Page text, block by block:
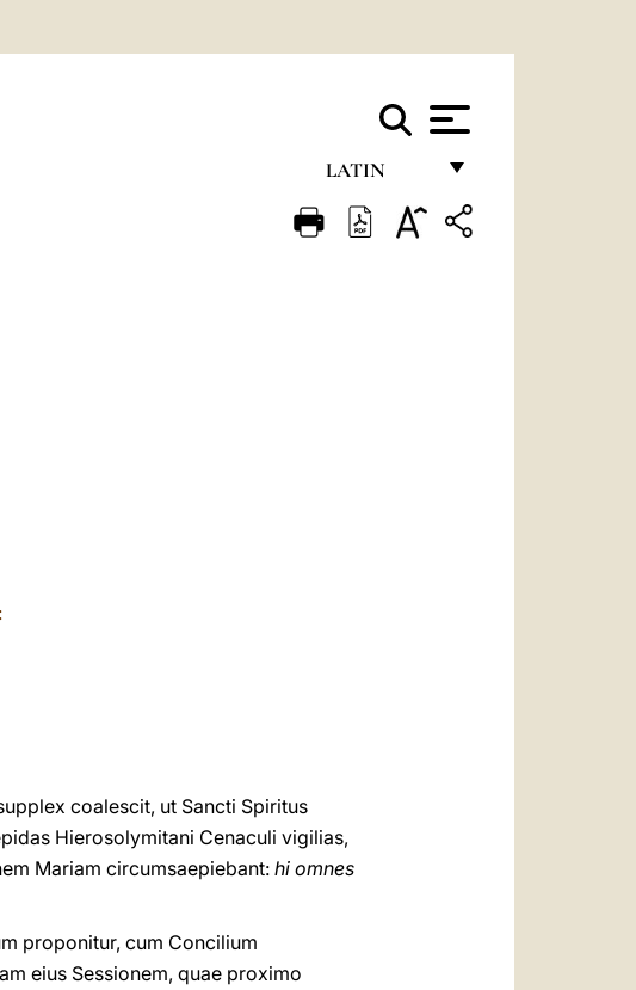
LATIN
FRANÇAIS
coalescit, ut Sancti Spiritus
Hierosolymitani Cenaculi vigilias,
Mariam circumsaepiebant: hi omnes
proponitur, cum Concilium
eius Sessionem, quae proximo